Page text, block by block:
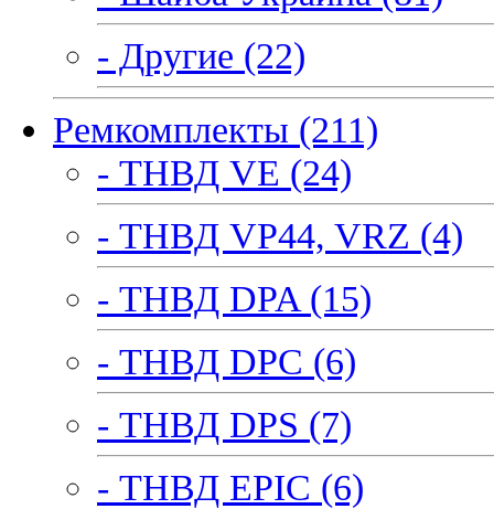
- Другие (22)
Ремкомплекты (211)
- ТНВД VE (24)
- ТНВД VP44, VRZ (4)
- ТНВД DPA (15)
- ТНВД DPC (6)
- ТНВД DPS (7)
- ТНВД EPIC (6)